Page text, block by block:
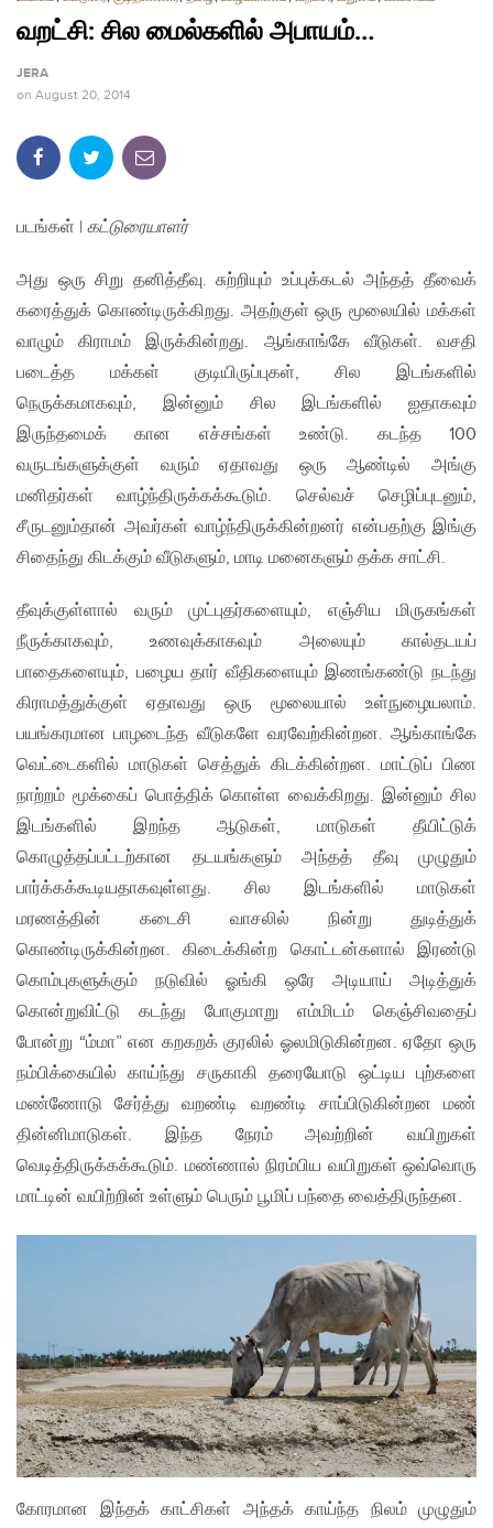
வறட்சி: சில மைல்களில் அபாயம்…
JERA
on August 20, 2014
படங்கள் | கட்டுரையாளர்
அது ஒரு சிறு தனித்தீவு. சுற்றியும் உப்புக்கடல் அந்தத் தீவைக்
கரைத்துக் கொண்டிருக்கிறது. அதற்குள் ஒரு மூலையில் மக்கள்
வாழும் கிராமம் இருக்கின்றது. ஆங்காங்கே வீடுகள். வசதி
படைத்த மக்கள் குடியிருப்புகள், சில இடங்களில்
நெருக்கமாகவும், இன்னும் சில இடங்களில் ஐதாகவும்
இருந்தமைக் கான எச்சங்கள் உண்டு. கடந்த 100
வருடங்களுக்குள் வரும் ஏதாவது ஒரு ஆண்டில் அங்கு
மனிதர்கள் வாழ்ந்திருக்கக்கூடும். செல்வச் செழிப்புடனும்,
சீருடனும்தான் அவர்கள் வாழ்ந்திருக்கின்றனர் என்பதற்கு இங்கு
சிதைந்து கிடக்கும் வீடுகளும், மாடி மனைகளும் தக்க சாட்சி.
தீவுக்குள்ளால் வரும் முட்புதர்களையும், எஞ்சிய மிருகங்கள்
நீருக்காகவும், உணவுக்காகவும் அலையும் கால்தடயப்
பாதைகளையும், பழைய தார் வீதிகளையும் இணங்கண்டு நடந்து
கிராமத்துக்குள் ஏதாவது ஒரு மூலையால் உள்நுழையலாம்.
பயங்கரமான பாழடைந்த வீடுகளே வரவேற்கின்றன. ஆங்காங்கே
வெட்டைகளில் மாடுகள் செத்துக் கிடக்கின்றன. மாட்டுப் பிண
நாற்றம் மூக்கைப் பொத்திக் கொள்ள வைக்கிறது. இன்னும் சில
இடங்களில் இறந்த ஆடுகள், மாடுகள் தீயிட்டுக்
கொழுத்தப்பட்டற்கான தடயங்களும் அந்தத் தீவு முழுதும்
பார்க்கக்கூடியதாகவுள்ளது. சில இடங்களில் மாடுகள்
மரணத்தின் கடைசி வாசலில் நின்று துடித்துக்
கொண்டிருக்கின்றன. கிடைக்கின்ற கொட்டன்களால் இரண்டு
கொம்புகளுக்கும் நடுவில் ஓங்கி ஒரே அடியாய் அடித்துக்
கொன்றுவிட்டு கடந்து போகுமாறு எம்மிடம் கெஞ்சிவதைப்
போன்று “ம்மா” என கறகறக் குரலில் ஓலமிடுகின்றன. ஏதோ ஒரு
நம்பிக்கையில் காய்ந்து சருகாகி தரையோடு ஒட்டிய புற்களை
மண்ணோடு சேர்த்து வறண்டி வறண்டி சாப்பிடுகின்றன மண்
தின்னிமாடுகள். இந்த நேரம் அவற்றின் வயிறுகள்
வெடித்திருக்கக்கூடும். மண்ணால் நிரம்பிய வயிறுகள் ஒவ்வொரு
மாட்டின் வயிற்றின் உள்ளும் பெரும் பூமிப் பந்தை வைத்திருந்தன.
கோரமான இந்தக் காட்சிகள் அந்தக் காய்ந்த நிலம் முழுதும்